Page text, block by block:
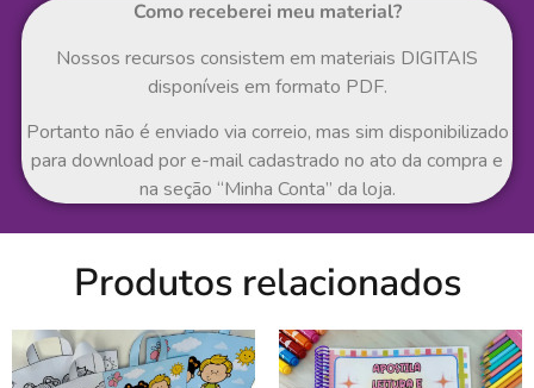
Como receberei meu material?
Nossos recursos consistem em materiais DIGITAIS
disponíveis em formato PDF.
Portanto não é enviado via correio, mas sim disponibilizado
para download por e-mail cadastrado no ato da compra e
na seção “Minha Conta” da loja.
Produtos relacionados